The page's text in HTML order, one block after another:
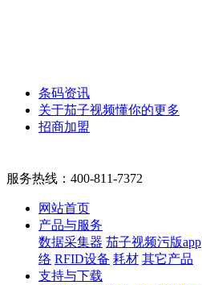
条码资讯
关于茄子视频懂你的更多
招商加盟
服务热线： 400-811-7372
网站首页
产品与服务
数据采集器 茄子视频污版app
络 RFID设备 耗材 其它产品
支持与下载